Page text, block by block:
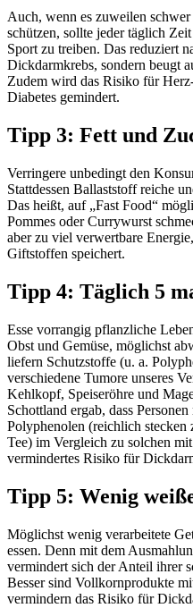
Auch, wenn es zuweilen
schützen, sollte jeder täglich
Sport zu treiben. Das reduziert
Dickdarmkrebs, sondern beugt
Zudem wird das Risiko für
Diabetes gemindert.
Tipp 3: Fett und
Verringere unbedingt den
Stattdessen Ballaststoff reiche
Das heißt, auf „Fast Food“
Pommes oder Currywurst
aber zu viel verwertbare
Giftstoffen speichert.
Tipp 4: Täglich 5
Esse vorrangig pflanzliche
Obst und Gemüse, möglichst
liefern Schutzstoffe (u. a.
verschiedene Tumore unseres
Kehlkopf, Speiseröhre und
Schottland ergab, dass
Polyphenolen (reichlich
Tee) im Vergleich zu solchen
vermindertes Risiko für
Tipp 5: Wenig
Möglichst wenig verarbeitete
essen. Denn mit dem
vermindert sich der Anteil ihrer
Besser sind Vollkornprodukte
vermindern das Risiko für